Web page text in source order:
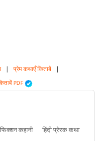
| प्रेम कथाएँ किताबें |
PDF
फिक्शन कहानी
हिंदी प्रेरक कथा